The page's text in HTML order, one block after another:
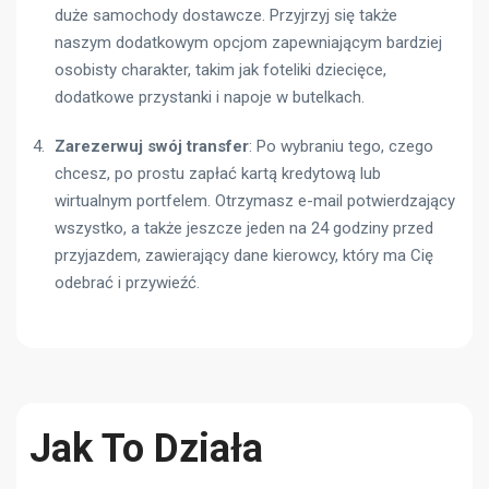
duże samochody dostawcze. Przyjrzyj się także
naszym dodatkowym opcjom zapewniającym bardziej
osobisty charakter, takim jak foteliki dziecięce,
dodatkowe przystanki i napoje w butelkach.
Zarezerwuj swój transfer: Po wybraniu tego, czego
chcesz, po prostu zapłać kartą kredytową lub
wirtualnym portfelem. Otrzymasz e-mail potwierdzający
wszystko, a także jeszcze jeden na 24 godziny przed
przyjazdem, zawierający dane kierowcy, który ma Cię
odebrać i przywieźć.
Jak To Działa